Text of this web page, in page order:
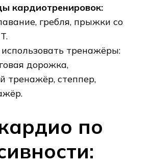
кардиотренировок:
гребля, прыжки со
тренажёры:
дорожка,
тренажёр, степпер,
по